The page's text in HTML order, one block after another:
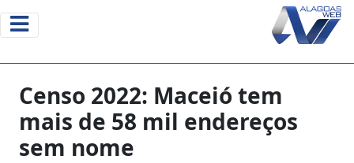
Censo 2022: Maceió tem
mais de 58 mil endereços
sem nome